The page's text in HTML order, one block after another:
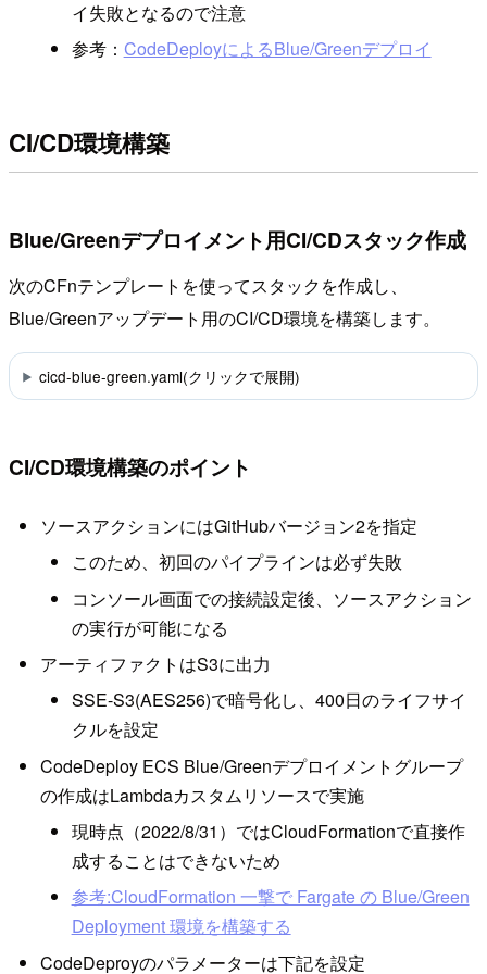
イ失敗となるので注意
参考： CodeDeployによるBlue/Greenデプロイ
CI/CD環境構築
Blue/Greenデプロイメント用CI/CDスタック作成
次のCFnテンプレートを使ってスタックを作成し、
Blue/Greenアップデート用のCI/CD環境を構築します。
cicd-blue-green.yaml(クリックで展開)
CI/CD環境構築のポイント
ソースアクションにはGitHubバージョン2を指定
このため、初回のパイプラインは必ず失敗
コンソール画面での接続設定後、ソースアクション
の実行が可能になる
アーティファクトはS3に出力
SSE-S3(AES256)で暗号化し、400日のライフサイ
クルを設定
CodeDeploy ECS Blue/Greenデプロイメントグループ
の作成はLambdaカスタムリソースで実施
現時点（2022/8/31）ではCloudFormationで直接作
成することはできないため
参考:CloudFormation 一撃で Fargate の Blue/Green
Deployment 環境を構築する
CodeDeproyのパラメーターは下記を設定